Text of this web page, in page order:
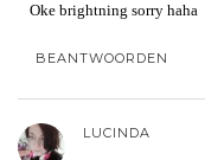
Oke brightning sorry haha
BEANTWOORDEN
LUCINDA